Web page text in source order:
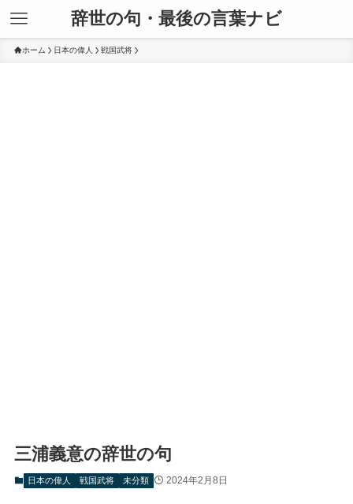
辞世の句・最後の言葉ナビ
ホーム 日本の偉人 戦国武将
三浦義意の辞世の句
日本の偉人 戦国武将 未分類 2024年2月8日